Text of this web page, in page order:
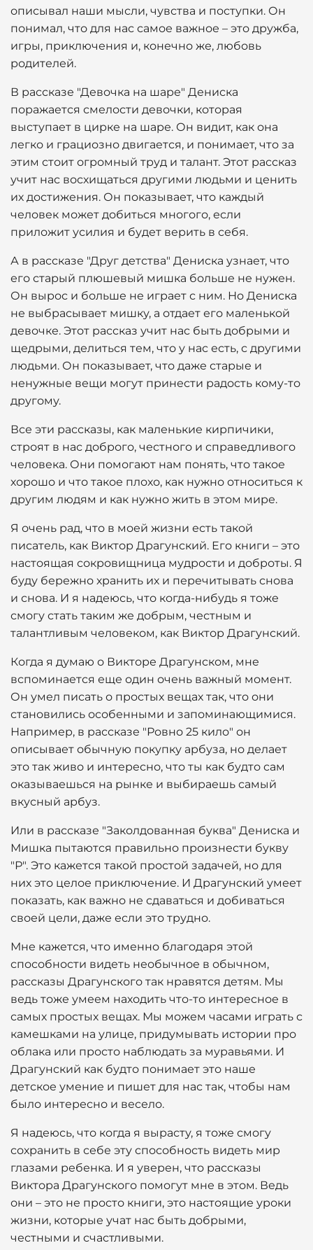
описывал наши мысли, чувства и поступки. Он
понимал, что для нас самое важное – это дружба,
игры, приключения и, конечно же, любовь
родителей.
В рассказе "Девочка на шаре" Дениска
поражается смелости девочки, которая
выступает в цирке на шаре. Он видит, как она
легко и грациозно двигается, и понимает, что за
этим стоит огромный труд и талант. Этот рассказ
учит нас восхищаться другими людьми и ценить
их достижения. Он показывает, что каждый
человек может добиться многого, если
приложит усилия и будет верить в себя.
А в рассказе "Друг детства" Дениска узнает, что
его старый плюшевый мишка больше не нужен.
Он вырос и больше не играет с ним. Но Дениска
не выбрасывает мишку, а отдает его маленькой
девочке. Этот рассказ учит нас быть добрыми и
щедрыми, делиться тем, что у нас есть, с другими
людьми. Он показывает, что даже старые и
ненужные вещи могут принести радость кому-то
другому.
Все эти рассказы, как маленькие кирпичики,
строят в нас доброго, честного и справедливого
человека. Они помогают нам понять, что такое
хорошо и что такое плохо, как нужно относиться к
другим людям и как нужно жить в этом мире.
Я очень рад, что в моей жизни есть такой
писатель, как Виктор Драгунский. Его книги – это
настоящая сокровищница мудрости и доброты. Я
буду бережно хранить их и перечитывать снова
и снова. И я надеюсь, что когда-нибудь я тоже
смогу стать таким же добрым, честным и
талантливым человеком, как Виктор Драгунский.
Когда я думаю о Викторе Драгунском, мне
вспоминается еще один очень важный момент.
Он умел писать о простых вещах так, что они
становились особенными и запоминающимися.
Например, в рассказе "Ровно 25 кило" он
описывает обычную покупку арбуза, но делает
это так живо и интересно, что ты как будто сам
оказываешься на рынке и выбираешь самый
вкусный арбуз.
Или в рассказе "Заколдованная буква" Дениска и
Мишка пытаются правильно произнести букву
"Р". Это кажется такой простой задачей, но для
них это целое приключение. И Драгунский умеет
показать, как важно не сдаваться и добиваться
своей цели, даже если это трудно.
Мне кажется, что именно благодаря этой
способности видеть необычное в обычном,
рассказы Драгунского так нравятся детям. Мы
ведь тоже умеем находить что-то интересное в
самых простых вещах. Мы можем часами играть с
камешками на улице, придумывать истории про
облака или просто наблюдать за муравьями. И
Драгунский как будто понимает это наше
детское умение и пишет для нас так, чтобы нам
было интересно и весело.
Я надеюсь, что когда я вырасту, я тоже смогу
сохранить в себе эту способность видеть мир
глазами ребенка. И я уверен, что рассказы
Виктора Драгунского помогут мне в этом. Ведь
они – это не просто книги, это настоящие уроки
жизни, которые учат нас быть добрыми,
честными и счастливыми.